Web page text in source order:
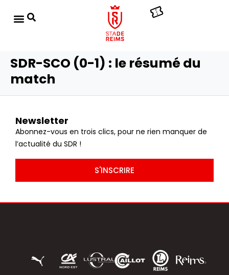
SDR-SCO (0-1) : le résumé du
match
Newsletter
Abonnez-vous en trois clics, pour ne rien manquer de
l’actualité du SDR !
S'INSCRIRE